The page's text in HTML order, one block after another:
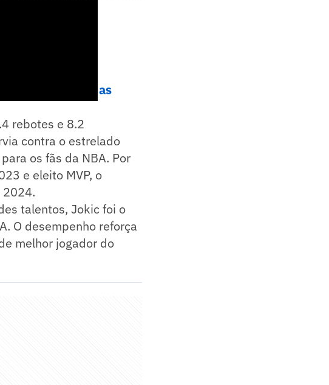
e veja as
rebotes e 8.2
contra o estrelado
os fãs da NBA. Por
e eleito MVP, o
2024.
talentos, Jokic foi o
O desempenho reforça
melhor jogador do